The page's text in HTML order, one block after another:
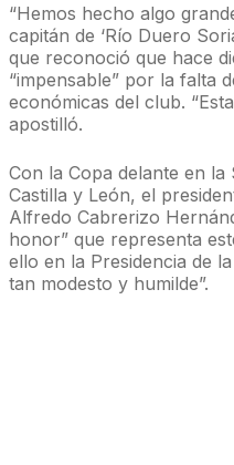
“Hemos hecho algo
capitán de ‘Río Duero
que reconoció que hace
“impensable” por la falta
económicas del club.
apostilló.
Con la Copa delante en la
Castilla y León, el
Alfredo Cabrerizo
honor” que representa
ello en la Presidencia de
tan modesto y humilde”.